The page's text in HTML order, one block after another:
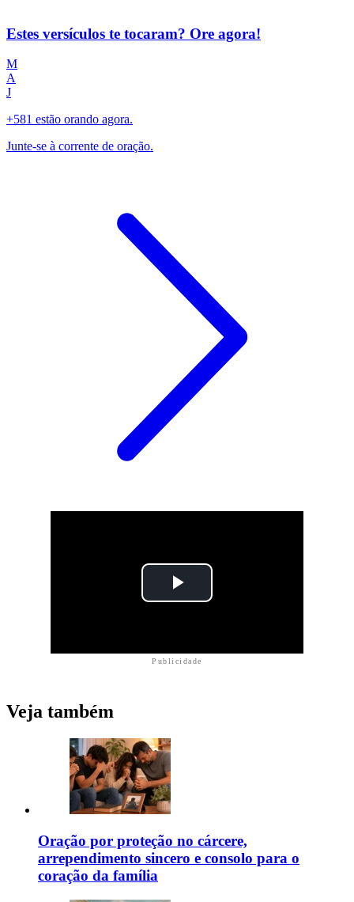
Estes versículos te tocaram? Ore agora!
M
A
J
+581 estão orando agora.
Junte-se à corrente de oração.
Publicidade
Veja também
Oração por proteção no cárcere,
arrependimento sincero e consolo para o
coração da família